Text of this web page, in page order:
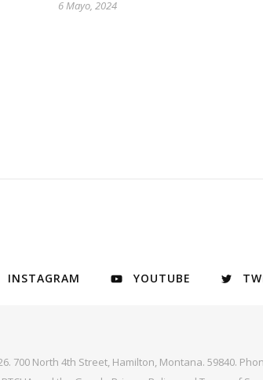
6 Mayo, 2024
INSTAGRAM YOUTUBE
700 North 4th Street, Hamilton, Montana. 59840.